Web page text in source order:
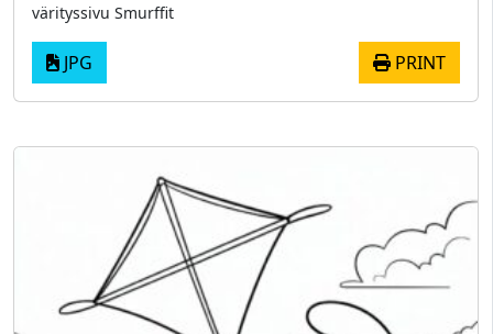
värityssivu Smurffit
JPG PRINT